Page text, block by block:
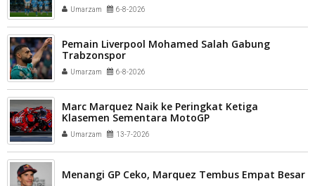
Umarzam 6-8-2026
Pemain Liverpool Mohamed Salah Gabung
Trabzonspor
Umarzam 6-8-2026
Marc Marquez Naik ke Peringkat Ketiga
Klasemen Sementara MotoGP
Umarzam 13-7-2026
Menangi GP Ceko, Marquez Tembus Empat Besar